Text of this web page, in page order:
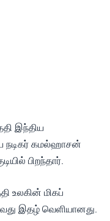
இந்திய
நடிகர் கமல்ஹாசன்
பிறந்தார்.
உலகின் மிகப்
இதழ் வெளியானது.